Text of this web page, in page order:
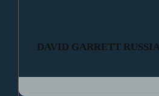
DAVID GARRETT